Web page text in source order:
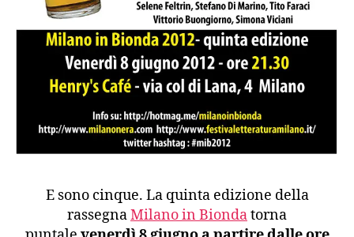
E sono cinque. La quinta edizione della
rassegnaMilano in Biondatorna